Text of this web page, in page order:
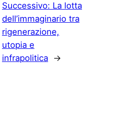
Successivo: La lotta
dell’immaginario tra
rigenerazione,
utopia e
infrapolitica
→